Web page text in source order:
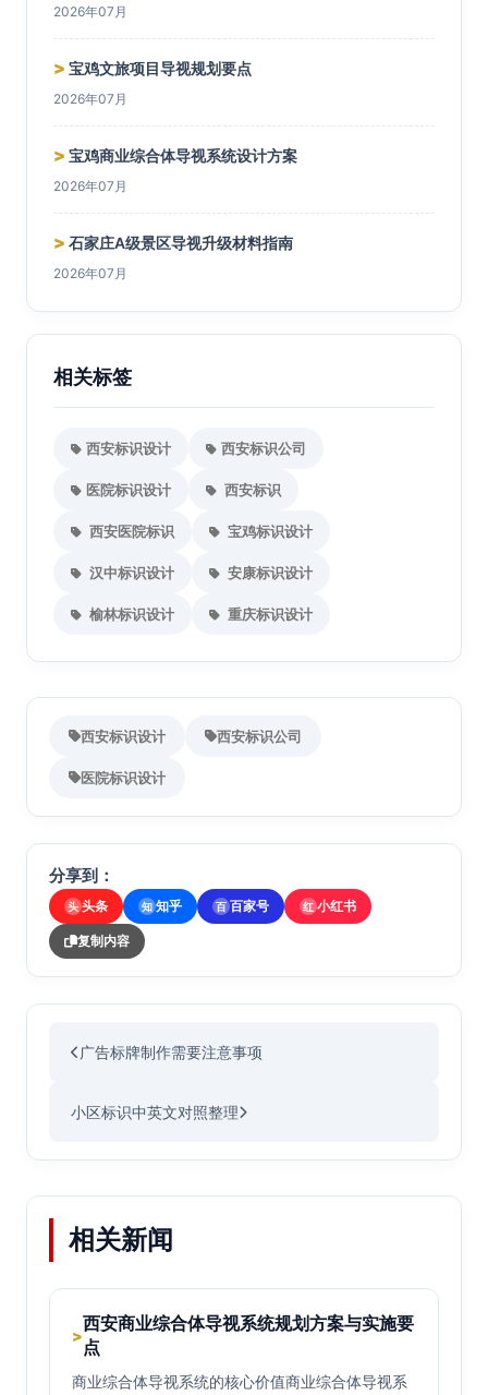
2026年07月
> 宝鸡文旅项目导视规划要点
2026年07月
> 宝鸡商业综合体导视系统设计方案
2026年07月
> 石家庄A级景区导视升级材料指南
2026年07月
相关标签
西安标识设计 西安标识公司
医院标识设计 西安标识
西安医院标识 宝鸡标识设计
汉中标识设计 安康标识设计
榆林标识设计 重庆标识设计
西安标识设计 西安标识公司
医院标识设计
分享到：
头 头条 知 知乎 百 百家号 红 小红书
复制内容
广告标牌制作需要注意事项
小区标识中英文对照整理
相关新闻
>
西安商业综合体导视系统规划方案与实施要
点
商业综合体导视系统的核心价值商业综合体导视系